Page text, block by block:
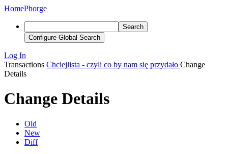
HomePhorge
Search
Configure Global Search
Log In
Transactions Chciejlista - czyli co by nam się przydało Change
Details
Change Details
Old
New
Diff